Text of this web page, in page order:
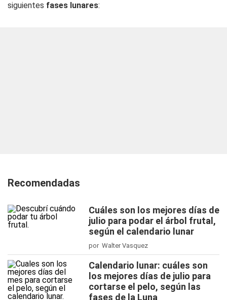
siguientes fases lunares:
Recomendadas
Cuáles son los mejores días de
julio para podar el árbol frutal,
según el calendario lunar
por Walter Vasquez
Calendario lunar: cuáles son
los mejores días de julio para
cortarse el pelo, según las
fases de la Luna